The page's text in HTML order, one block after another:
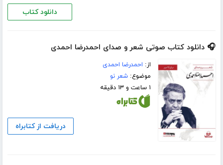
دانلود کتاب
🎧 دانلود کتاب صوتی شعر و صدای احمدرضا احمدی
از: احمدرضا احمدی
موضوع:شعر نو
۱ ساعت و ۱۳ دقیقه
دریافت از کتابراه